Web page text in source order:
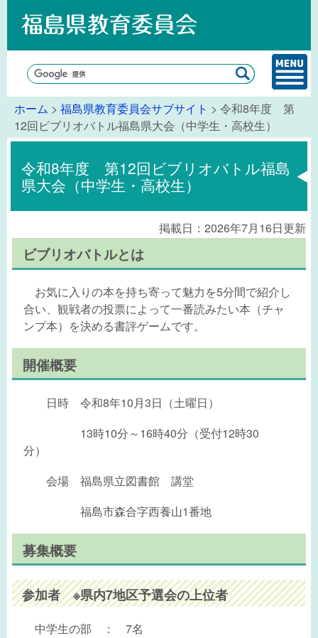
ホーム > 福島県教育委員会サブサイト > 令和8年度 第
12回ビブリオバトル福島県大会（中学生・高校生）
令和8年度 第12回ビブリオバトル福島
県大会（中学生・高校生）
掲載日：2026年7月16日更新
ビブリオバトルとは
お気に入りの本を持ち寄って魅力を5分間で紹介し
合い、観戦者の投票によって一番読みたい本（チャ
ンプ本）を決める書評ゲームです。
開催概要
日時 令和8年10月3日（土曜日）
13時10分～16時40分（受付12時30
分）
会場 福島県立図書館 講堂
福島市森合字西養山1番地
募集概要
参加者 ※県内7地区予選会の上位者
中学生の部 ： 7名